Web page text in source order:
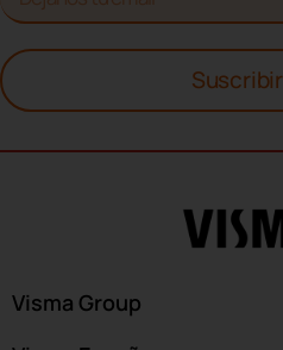
Visma Group